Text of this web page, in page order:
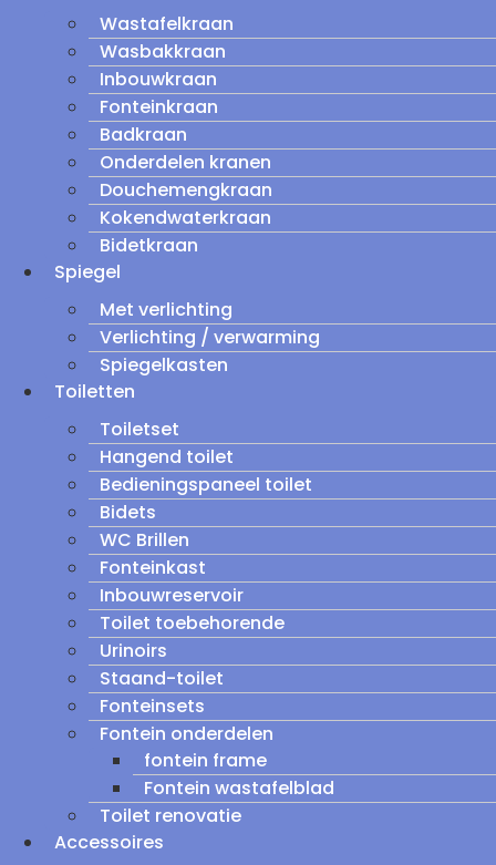
Wastafelkraan
Wasbakkraan
Inbouwkraan
Fonteinkraan
Badkraan
Onderdelen kranen
Douchemengkraan
Kokendwaterkraan
Bidetkraan
Spiegel
Met verlichting
Verlichting / verwarming
Spiegelkasten
Toiletten
Toiletset
Hangend toilet
Bedieningspaneel toilet
Bidets
WC Brillen
Fonteinkast
Inbouwreservoir
Toilet toebehorende
Urinoirs
Staand-toilet
Fonteinsets
Fontein onderdelen
fontein frame
Fontein wastafelblad
Toilet renovatie
Accessoires